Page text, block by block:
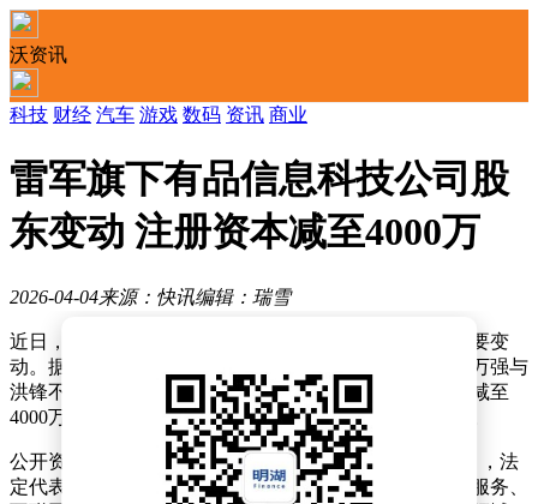
沃资讯
科技 财经 汽车 游戏 数码 资讯 商业
雷军旗下有品信息科技公司股
东变动 注册资本减至4000万
2026-04-04来源：快讯编辑：瑞雪
近日，有品信息科技有限公司的工商信息出现一系列重要变
动。据天眼查数据显示，该公司股东结构发生调整，黎万强与
洪锋不再担任股东，同时注册资本从5000万元人民币缩减至
4000万元人民币。公司部分高管职位也同步进行了调整。
公开资料显示，有品信息科技有限公司成立于2018年4月，法
定代表人为王昭。公司业务范围广泛，涵盖互联网信息服务、